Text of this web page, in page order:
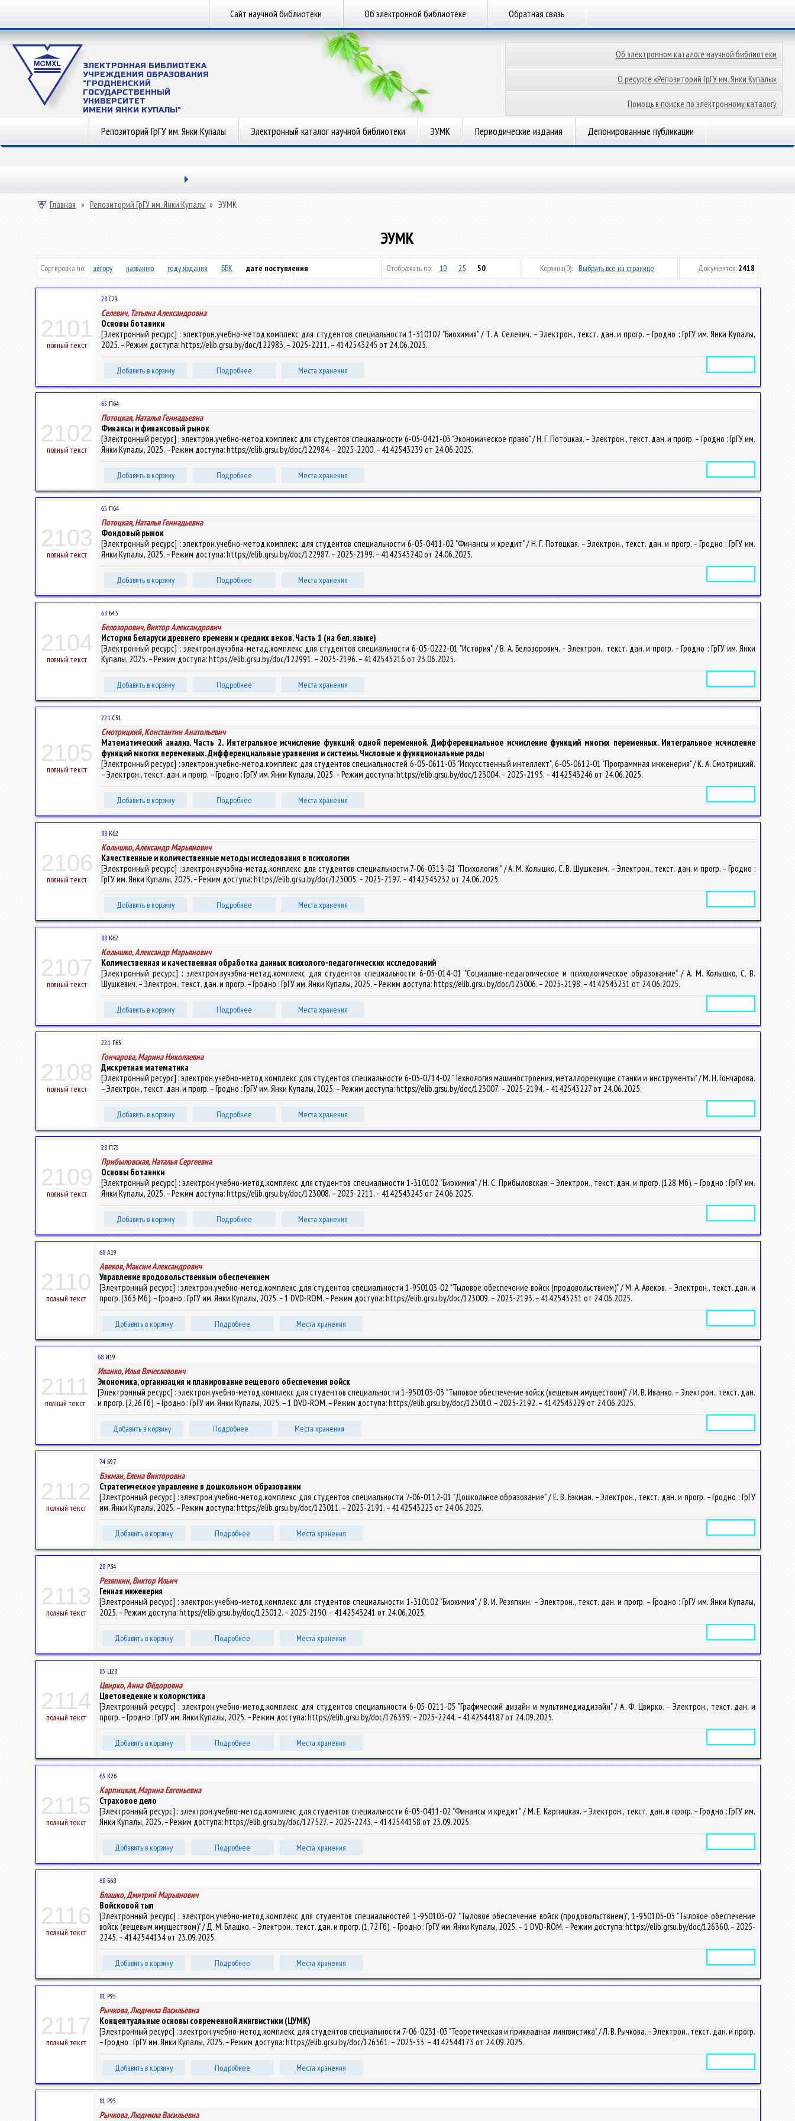
Сайт научной библиотеки Об электронной библиотеке Обратная связь
ЭЛЕКТРОННАЯ БИБЛИОТЕКА
УЧРЕЖДЕНИЯ ОБРАЗОВАНИЯ
"ГРОДНЕНСКИЙ
ГОСУДАРСТВЕННЫЙ
УНИВЕРСИТЕТ
ИМЕНИ ЯНКИ КУПАЛЫ"
Об электронном каталоге научной библиотеки
О ресурсе «Репозиторий ГрГУ им. Янки Купалы»
Помощь в поиске по электронному каталогу
Репозиторий ГрГУ им. Янки Купалы Электронный каталог научной библиотеки ЭУМК Периодические издания Депонированные публикации
Главная » Репозиторий ГрГУ им. Янки Купалы » ЭУМК
ЭУМК
Сортировка по: автору названию году издания ББК дате поступления Отображать по: 10 25 50 Корзина(0): Выбрать все на странице Документов: 2418
2101
полный текст
28 С29
Селевич, Татьяна Александровна
Основы ботаники
[Электронный ресурс] : электрон.учебно-метод.комплекс для студентов специальности 1-310102 "Биохимия" / Т. А. Селевич. – Электрон., текст. дан. и прогр. – Гродно : ГрГУ им. Янки Купалы,
2025. – Режим доступа: https://elib.grsu.by/doc/122983. – 2025-2211. – 4142543245 от 24.06.2025.
Добавить в корзину Подробнее Места хранения
2102
полный текст
65 П64
Потоцкая, Наталья Геннадьевна
Финансы и финансовый рынок
[Электронный ресурс] : электрон.учебно-метод.комплекс для студентов специальности 6-05-0421-03 "Экономическое право" / Н. Г. Потоцкая. – Электрон., текст. дан. и прогр. – Гродно : ГрГУ им.
Янки Купалы, 2025. – Режим доступа: https://elib.grsu.by/doc/122984. – 2025-2200. – 4142543239 от 24.06.2025.
Добавить в корзину Подробнее Места хранения
2103
полный текст
65 П64
Потоцкая, Наталья Геннадьевна
Фондовый рынок
[Электронный ресурс] : электрон.учебно-метод.комплекс для студентов специальности 6-05-0411-02 "Финансы и кредит" / Н. Г. Потоцкая. – Электрон., текст. дан. и прогр. – Гродно : ГрГУ им.
Янки Купалы, 2025. – Режим доступа: https://elib.grsu.by/doc/122987. – 2025-2199. – 4142543240 от 24.06.2025.
Добавить в корзину Подробнее Места хранения
2104
полный текст
63 Б43
Белозорович, Виктор Александрович
История Беларуси древнего времени и средних веков. Часть 1 (на бел. языке)
[Электронный ресурс] : электрон.вучэбна-метад.комплекс для студентов специальности 6-05-0222-01 "История" / В. А. Белозорович. – Электрон., текст. дан. и прогр. – Гродно : ГрГУ им. Янки
Купалы, 2025. – Режим доступа: https://elib.grsu.by/doc/122991. – 2025-2196. – 4142543216 от 23.06.2025.
Добавить в корзину Подробнее Места хранения
2105
полный текст
22.1 С51
Смотрицкий, Константин Анатольевич
Математический анализ. Часть 2. Интегральное исчисление функций одной переменной. Дифференциальное исчисление функций многих переменных. Интегральное исчисление
функций многих переменных. Дифференциальные уравнения и системы. Числовые и функциональные ряды
[Электронный ресурс] : электрон.учебно-метод.комплекс для студентов специальностей 6-05-0611-03 "Искусственный интеллект", 6-05-0612-01 "Программная инженерия" / К. А. Смотрицкий.
– Электрон., текст. дан. и прогр. – Гродно : ГрГУ им. Янки Купалы, 2025. – Режим доступа: https://elib.grsu.by/doc/123004. – 2025-2195. – 4142543246 от 24.06.2025.
Добавить в корзину Подробнее Места хранения
2106
полный текст
88 К62
Колышко, Александр Марьянович
Качественные и количественные методы исследования в психологии
[Электронный ресурс] : электрон.вучэбна-метад.комплекс для студентов специальности 7-06-0313-01 "Психология " / А. М. Колышко, С. В. Шушкевич. – Электрон., текст. дан. и прогр. – Гродно :
ГрГУ им. Янки Купалы, 2025. – Режим доступа: https://elib.grsu.by/doc/123005. – 2025-2197. – 4142543232 от 24.06.2025.
Добавить в корзину Подробнее Места хранения
2107
полный текст
88 К62
Колышко, Александр Марьянович
Количественная и качественная обработка данных психолого-педагогических исследований
[Электронный ресурс] : электрон.вучэбна-метад.комплекс для студентов специальности 6-05-014-01 "Социально-педагогическое и психологическое образование" / А. М. Колышко, С. В.
Шушкевич. – Электрон., текст. дан. и прогр. – Гродно : ГрГУ им. Янки Купалы, 2025. – Режим доступа: https://elib.grsu.by/doc/123006. – 2025-2198. – 4142543231 от 24.06.2025.
Добавить в корзину Подробнее Места хранения
2108
полный текст
22.1 Г65
Гончарова, Марина Николаевна
Дискретная математика
[Электронный ресурс] : электрон.учебно-метод.комплекс для студентов специальности 6-05-0714-02 "Технология машиностроения, металлорежущие станки и инструменты" / М. Н. Гончарова.
– Электрон., текст. дан. и прогр. – Гродно : ГрГУ им. Янки Купалы, 2025. – Режим доступа: https://elib.grsu.by/doc/123007. – 2025-2194. – 4142543227 от 24.06.2025.
Добавить в корзину Подробнее Места хранения
2109
полный текст
28 П75
Прибыловская, Наталья Сергеевна
Основы ботаники
[Электронный ресурс] : электрон.учебно-метод.комплекс для студентов специальности 1-310102 "Биохимия" / Н. С. Прибыловская. – Электрон., текст. дан. и прогр. (128 Мб). – Гродно : ГрГУ им.
Янки Купалы, 2025. – Режим доступа: https://elib.grsu.by/doc/123008. – 2025-2211. – 4142543245 от 24.06.2025.
Добавить в корзину Подробнее Места хранения
2110
полный текст
68 А19
Авеков, Максим Александрович
Управление продовольственным обеспечением
[Электронный ресурс] : электрон.учебно-метод.комплекс для студентов специальности 1-950103-02 "Тыловое обеспечение войск (продовольствием)" / М. А. Авеков. – Электрон., текст. дан. и
прогр. (363 Мб). – Гродно : ГрГУ им. Янки Купалы, 2025. – 1 DVD-ROM. – Режим доступа: https://elib.grsu.by/doc/123009. – 2025-2193. – 4142543251 от 24.06.2025.
Добавить в корзину Подробнее Места хранения
2111
полный текст
68 И19
Иванко, Илья Вячеславович
Экономика, организация и планирование вещевого обеспечения войск
[Электронный ресурс] : электрон.учебно-метод.комплекс для студентов специальности 1-950103-03 "Тыловое обеспечение войск (вещевым имуществом)" / И. В. Иванко. – Электрон., текст. дан.
и прогр. (2,26 Гб). – Гродно : ГрГУ им. Янки Купалы, 2025. – 1 DVD-ROM. – Режим доступа: https://elib.grsu.by/doc/123010. – 2025-2192. – 4142543229 от 24.06.2025.
Добавить в корзину Подробнее Места хранения
2112
полный текст
74 Б97
Бэкман, Елена Викторовна
Стратегическое управление в дошкольном образовании
[Электронный ресурс] : электрон.учебно-метод.комплекс для студентов специальности 7-06-0112-01 "Дошкольное образование" / Е. В. Бэкман. – Электрон., текст. дан. и прогр. – Гродно : ГрГУ
им. Янки Купалы, 2025. – Режим доступа: https://elib.grsu.by/doc/123011. – 2025-2191. – 4142543223 от 24.06.2025.
Добавить в корзину Подробнее Места хранения
2113
полный текст
28 Р34
Резяпкин, Виктор Ильич
Генная инженерия
[Электронный ресурс] : электрон.учебно-метод.комплекс для студентов специальности 1-310102 "Биохимия" / В. И. Резяпкин. – Электрон., текст. дан. и прогр. – Гродно : ГрГУ им. Янки Купалы,
2025. – Режим доступа: https://elib.grsu.by/doc/123012. – 2025-2190. – 4142543241 от 24.06.2025.
Добавить в корзину Подробнее Места хранения
2114
полный текст
85 Ц28
Цвирко, Анна Фёдоровна
Цветоведение и колористика
[Электронный ресурс] : электрон.учебно-метод.комплекс для студентов специальности 6-05-0211-05 "Графический дизайн и мультимедиадизайн" / А. Ф. Цвирко. – Электрон., текст. дан. и
прогр. – Гродно : ГрГУ им. Янки Купалы, 2025. – Режим доступа: https://elib.grsu.by/doc/126359. – 2025-2244. – 4142544187 от 24.09.2025.
Добавить в корзину Подробнее Места хранения
2115
полный текст
65 К26
Карпицкая, Марина Евгеньевна
Страховое дело
[Электронный ресурс] : электрон.учебно-метод.комплекс для студентов специальности 6-05-0411-02 "Финансы и кредит" / М. Е. Карпицкая. – Электрон., текст. дан. и прогр. – Гродно : ГрГУ им.
Янки Купалы, 2025. – Режим доступа: https://elib.grsu.by/doc/127527. – 2025-2243. – 4142544158 от 23.09.2025.
Добавить в корзину Подробнее Места хранения
2116
полный текст
68 Б68
Блашко, Дмитрий Марьянович
Войсковой тыл
[Электронный ресурс] : электрон.учебно-метод.комплекс для студентов специальностей 1-950103-02 "Тыловое обеспечение войск (продовольствием)", 1-950103-03 "Тыловое обеспечение
войск (вещевым имуществом)" / Д. М. Блашко. – Электрон., текст. дан. и прогр. (1,72 Гб). – Гродно : ГрГУ им. Янки Купалы, 2025. – 1 DVD-ROM. – Режим доступа: https://elib.grsu.by/doc/126360. – 2025-
2245. – 4142544134 от 23.09.2025.
Добавить в корзину Подробнее Места хранения
2117
полный текст
81 Р95
Рычкова, Людмила Васильевна
Концептуальные основы современной лингвистики (ЦУМК)
[Электронный ресурс] : электрон.учебно-метод.комплекс для студентов специальности 7-06-0231-03 "Теоретическая и прикладная лингвистика" / Л. В. Рычкова. – Электрон., текст. дан. и прогр.
– Гродно : ГрГУ им. Янки Купалы, 2025. – Режим доступа: https://elib.grsu.by/doc/126361. – 2025-33. – 4142544173 от 24.09.2025.
Добавить в корзину Подробнее Места хранения
81 Р95
Рычкова, Людмила Васильевна